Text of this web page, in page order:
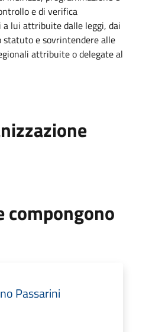
e di verifica
a lui attribuite dalle leggi, dai
statuto e sovrintendere alle
attribuite o delegate al
compongono
Passarini